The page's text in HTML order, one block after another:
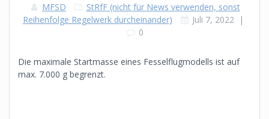
MFSD
StRfF (nicht für News verwenden, sonst
Reihenfolge Regelwerk durcheinander)
Juli 7, 2022 |
0
Die maximale Startmasse eines Fesselflugmodells ist auf
max. 7.000 g begrenzt.